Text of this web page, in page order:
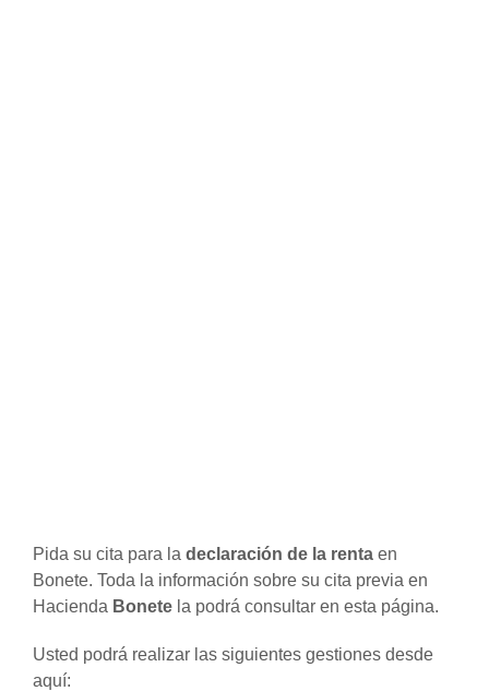
Pida su cita para la declaración de la renta en
Bonete. Toda la información sobre su cita previa en
Hacienda Bonete la podrá consultar en esta página.
Usted podrá realizar las siguientes gestiones desde
aquí: